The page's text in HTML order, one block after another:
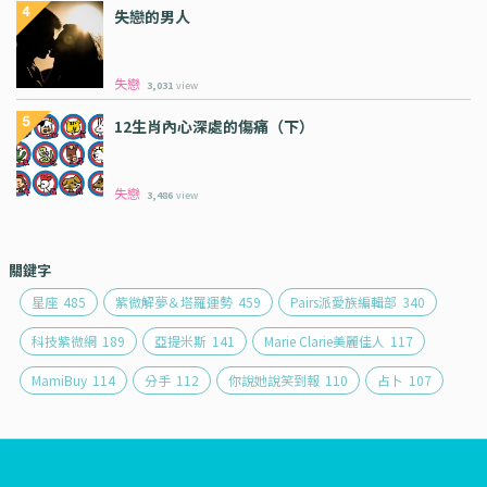
失戀的男人
失戀 3,031 view
12生肖內心深處的傷痛（下）
失戀 3,486 view
關鍵字
星座 485 紫微解夢＆塔羅運勢 459 Pairs派愛族編輯部 340
科技紫微網 189 亞提米斯 141 Marie Clarie美麗佳人 117
MamiBuy 114 分手 112 你說她說笑到報 110 占卜 107